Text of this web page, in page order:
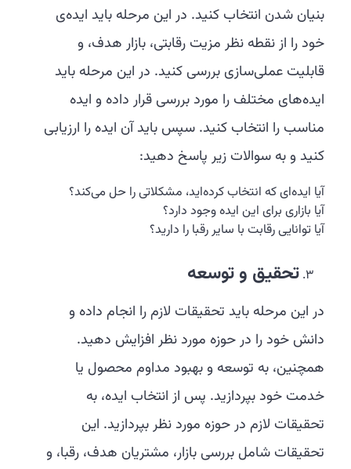
بنیان شدن انتخاب کنید. در این مرحله باید ایده‌ی
خود را از نقطه نظر مزیت رقابتی، بازار هدف، و
قابلیت عملی‌سازی بررسی کنید. در این مرحله باید
ایده‌های مختلف را مورد بررسی قرار داده و ایده
مناسب را انتخاب کنید. سپس باید آن ایده را ارزیابی
کنید و به سوالات زیر پاسخ دهید:
آیا ایده‌ای که انتخاب کرده‌اید، مشکلاتی را حل می‌کند؟
آیا بازاری برای این ایده وجود دارد؟
آیا توانایی رقابت با سایر رقبا را دارید؟
تحقیق و توسعه
در این مرحله باید تحقیقات لازم را انجام داده و
دانش خود را در حوزه مورد نظر افزایش دهید.
همچنین، به توسعه و بهبود مداوم محصول یا
خدمت خود بپردازید. پس از انتخاب ایده، به
تحقیقات لازم در حوزه مورد نظر بپردازید. این
تحقیقات شامل بررسی بازار، مشتریان هدف، رقبا، و